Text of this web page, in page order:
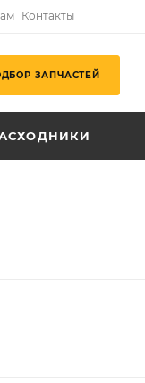
Контакты
ЗАПЧАСТЕЙ